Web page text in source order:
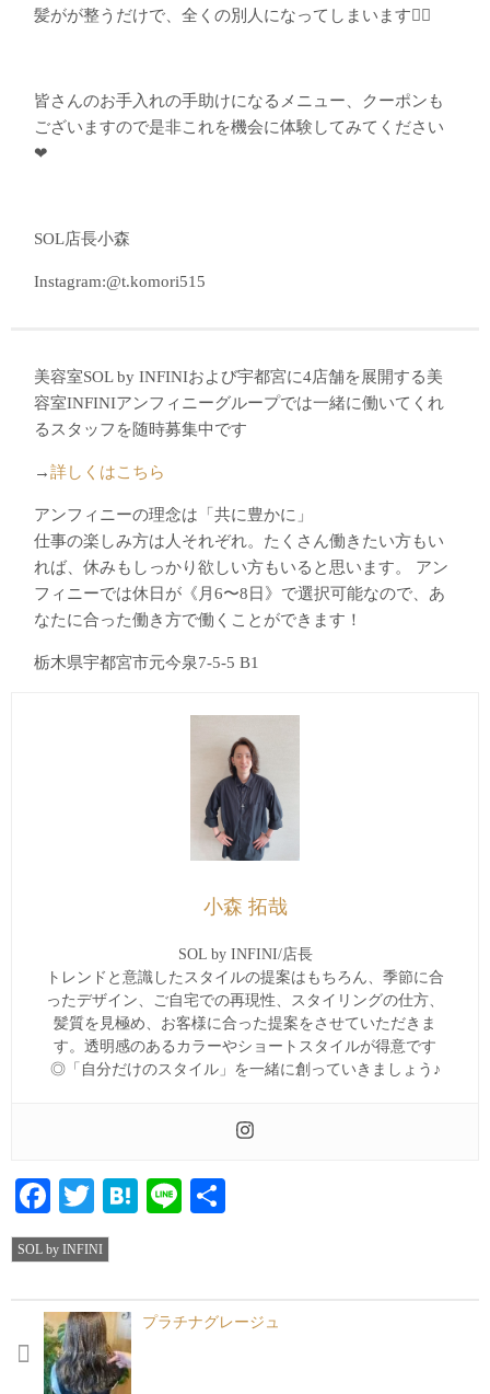
髪がが整うだけで、全くの別人になってしまいます🙆‍♂️
皆さんのお手入れの手助けになるメニュー、クーポンも
ございますので是非これを機会に体験してみてください
❤︎
SOL店長小森
Instagram:@t.komori515
美容室SOL by INFINIおよび宇都宮に4店舗を展開する美
容室INFINIアンフィニーグループでは一緒に働いてくれ
るスタッフを随時募集中です
→詳しくはこちら
アンフィニーの理念は「共に豊かに」
仕事の楽しみ方は人それぞれ。たくさん働きたい方もい
れば、休みもしっかり欲しい方もいると思います。 アン
フィニーでは休日が《月6〜8日》で選択可能なので、あ
なたに合った働き方で働くことができます！
栃木県宇都宮市元今泉7-5-5 B1
小森 拓哉
SOL by INFINI/店長
トレンドと意識したスタイルの提案はもちろん、季節に合
ったデザイン、ご自宅での再現性、スタイリングの仕方、
髪質を見極め、お客様に合った提案をさせていただきま
す。透明感のあるカラーやショートスタイルが得意です
◎「自分だけのスタイル」を一緒に創っていきましょう♪
Facebook
TwitterHatena
Line
SOL by INFINI
プラチナグレージュ